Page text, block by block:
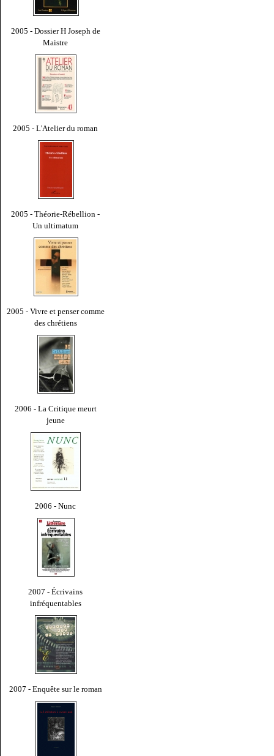
2005 - Dossier H Joseph de
Maistre
2005 - L'Atelier du roman
2005 - Théorie-Rébellion -
Un ultimatum
2005 - Vivre et penser comme
des chrétiens
2006 - La Critique meurt
jeune
2006 - Nunc
2007 - Écrivains
infréquentables
2007 - Enquête sur le roman